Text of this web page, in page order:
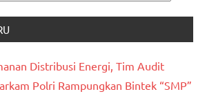
Distribusi Energi, Tim Audit
Polri Rampungkan Bintek “SMP”